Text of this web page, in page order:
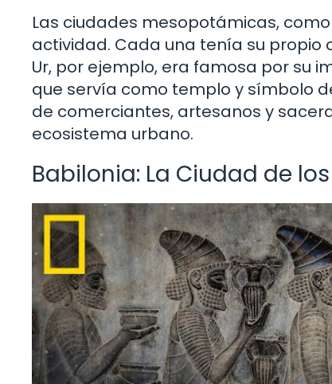
Las ciudades mesopotámicas,
actividad. Cada una tenía su
Ur, por ejemplo, era famosa por su
que servía como templo y símbolo
de comerciantes, artesanos y
ecosistema urbano.
Babilonia: La Ciudad de